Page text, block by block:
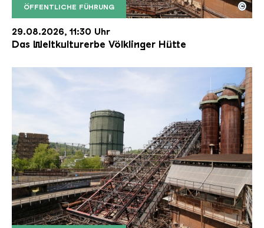
ÖFFENTLICHE FÜHRUNG
Der Erzschrägaufzug der Völklinger Hütte mit
Copyright: Weltkulturerbe Völklinger Hütte | Karl
©
29.08.2026, 11:30 Uhr
Das Weltkulturerbe Völklinger Hütte